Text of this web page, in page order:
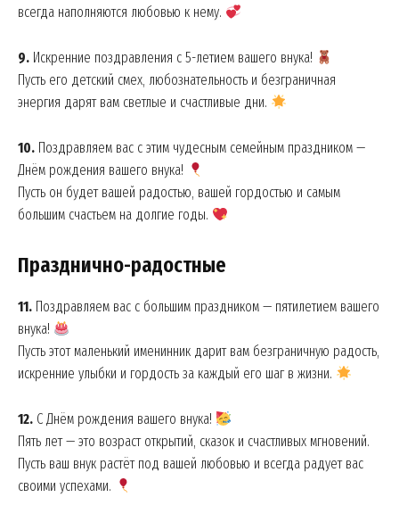
всегда наполняются любовью к нему.
9. Искренние поздравления с 5-летием вашего внука!
Пусть его детский смех, любознательность и безграничная
энергия дарят вам светлые и счастливые дни.
10. Поздравляем вас с этим чудесным семейным праздником —
Днём рождения вашего внука!
Пусть он будет вашей радостью, вашей гордостью и самым
большим счастьем на долгие годы.
Празднично-радостные
11. Поздравляем вас с большим праздником — пятилетием вашего
внука!
Пусть этот маленький именинник дарит вам безграничную радость,
искренние улыбки и гордость за каждый его шаг в жизни.
12. С Днём рождения вашего внука!
Пять лет — это возраст открытий, сказок и счастливых мгновений.
Пусть ваш внук растёт под вашей любовью и всегда радует вас
своими успехами.